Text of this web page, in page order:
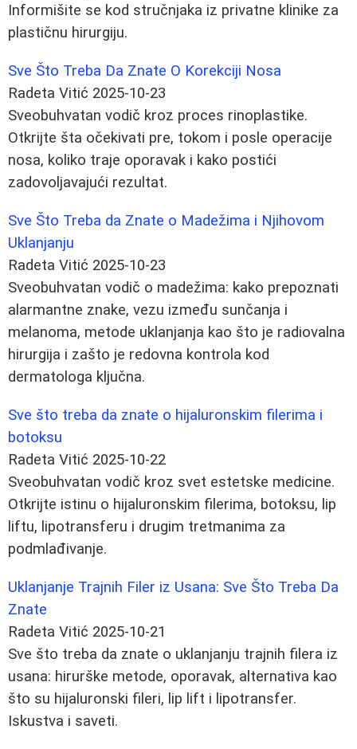
Informišite se kod stručnjaka iz privatne klinike za
plastičnu hirurgiju.
Sve Što Treba Da Znate O Korekciji Nosa
Radeta Vitić 2025-10-23
Sveobuhvatan vodič kroz proces rinoplastike.
Otkrijte šta očekivati pre, tokom i posle operacije
nosa, koliko traje oporavak i kako postići
zadovoljavajući rezultat.
Sve Što Treba da Znate o Madežima i Njihovom
Uklanjanju
Radeta Vitić 2025-10-23
Sveobuhvatan vodič o madežima: kako prepoznati
alarmantne znake, vezu između sunčanja i
melanoma, metode uklanjanja kao što je radiovalna
hirurgija i zašto je redovna kontrola kod
dermatologa ključna.
Sve što treba da znate o hijaluronskim filerima i
botoksu
Radeta Vitić 2025-10-22
Sveobuhvatan vodič kroz svet estetske medicine.
Otkrijte istinu o hijaluronskim filerima, botoksu, lip
liftu, lipotransferu i drugim tretmanima za
podmlađivanje.
Uklanjanje Trajnih Filer iz Usana: Sve Što Treba Da
Znate
Radeta Vitić 2025-10-21
Sve što treba da znate o uklanjanju trajnih filera iz
usana: hirurške metode, oporavak, alternativa kao
što su hijaluronski fileri, lip lift i lipotransfer.
Iskustva i saveti.